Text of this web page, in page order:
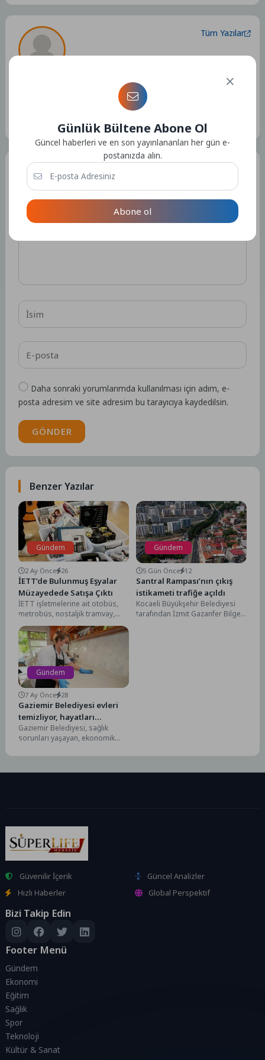
Tüm Yazılar
Kullanıcıya ait herhangi bir sosyal medya veya iletişim bilgisi
15298 Yazı
Bir Yorum Yazın
E-posta adresiniz yayınlanmayacak. Gerekli alanlar*ile
işaretlenmişlerdir
Daha sonraki yorumlarımda kullanılması için adım, e-
posta adresim ve site adresim bu tarayıcıya kaydedilsin.
GÖNDER
Benzer Yazılar
Gündem
2 Ay Önce 26
İETT’de Bulunmuş Eşyalar
Müzayedede Satışa Çıktı
İETT işletmelerine ait otobüs,
metrobüs, nostaljik tramvay,
tünel, durak ve istasyonlarda
yolcular tarafından unutulan ve...
Gündem
5 Gün Önce 12
Santral Rampası’nın çıkış
istikameti trafiğe açıldı
Kocaeli Büyükşehir Belediyesi
tarafından İzmit Gazanfer Bilge
Gündem
7 Ay Önce 28
Gaziemir Belediyesi evleri
temizliyor, hayatları
kolaylaştırıyor
Gaziemir Belediyesi, sağlık
sorunları yaşayan, ekonomik
hasta yurttaşların yaşamını
Güvenilir İçerik
Güncel Analizler
Hızlı Haberler
Global Perspektif
Bizi Takip Edin
Footer Menü
Gündem
Ekonomi
Eğitim
Sağlık
Spor
Teknoloji
Kültür & Sanat
Günlük Bültene Abone Ol
Güncel haberleri ve en son yayınlananları her gün e-
postanızda alın.
Abone ol